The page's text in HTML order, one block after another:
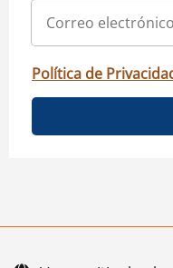
Política de